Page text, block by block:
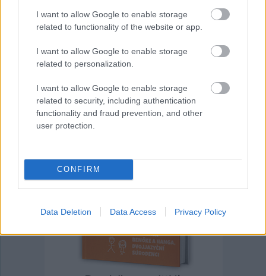
I want to allow Google to enable storage
related to functionality of the website or app.
I want to allow Google to enable storage
related to personalization.
I want to allow Google to enable storage
related to security, including authentication
functionality and fraud prevention, and other
user protection.
CONFIRM
Data Deletion Data Access Privacy Policy